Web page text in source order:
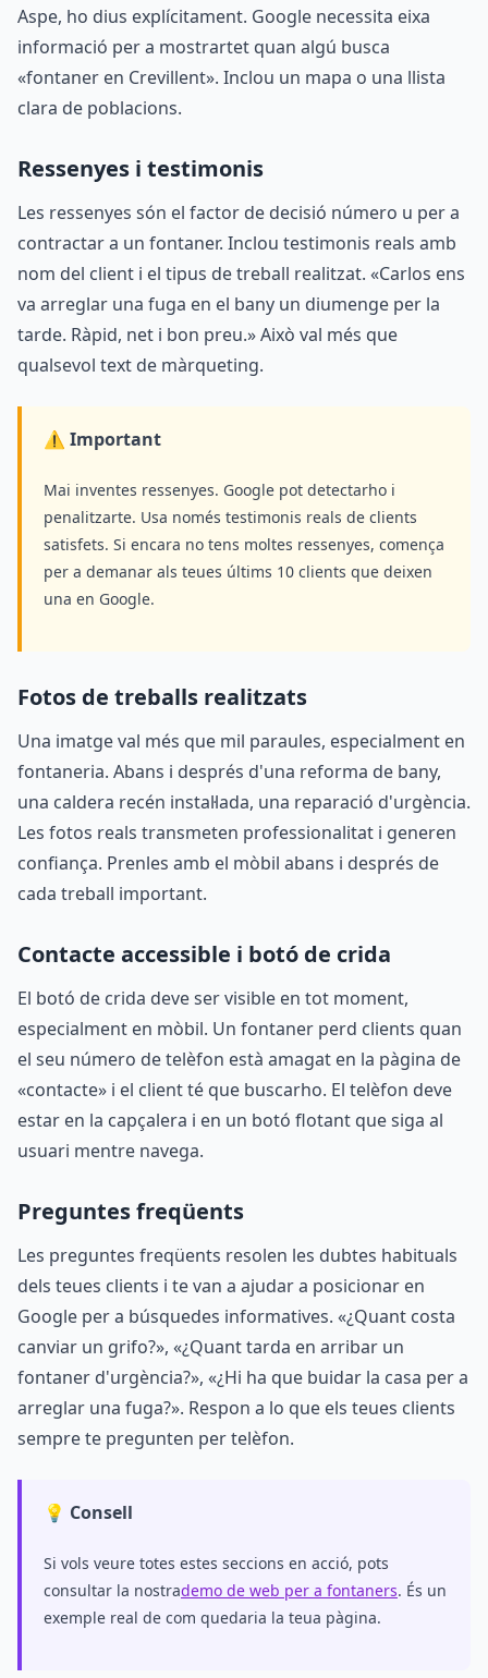
Aspe, ho dius explícitament. Google necessita eixa
informació per a mostrartet quan algú busca
«fontaner en Crevillent». Inclou un mapa o una llista
clara de poblacions.
Ressenyes i testimonis
Les ressenyes són el factor de decisió número u per a
contractar a un fontaner. Inclou testimonis reals amb
nom del client i el tipus de treball realitzat. «Carlos ens
va arreglar una fuga en el bany un diumenge per la
tarde. Ràpid, net i bon preu.» Això val més que
qualsevol text de màrqueting.
⚠️ Important
Mai inventes ressenyes. Google pot detectarho i
penalitzarte. Usa només testimonis reals de clients
satisfets. Si encara no tens moltes ressenyes, comença
per a demanar als teues últims 10 clients que deixen
una en Google.
Fotos de treballs realitzats
Una imatge val més que mil paraules, especialment en
fontaneria. Abans i després d'una reforma de bany,
una caldera recén instal·lada, una reparació d'urgència.
Les fotos reals transmeten professionalitat i generen
confiança. Prenles amb el mòbil abans i després de
cada treball important.
Contacte accessible i botó de crida
El botó de crida deve ser visible en tot moment,
especialment en mòbil. Un fontaner perd clients quan
el seu número de telèfon està amagat en la pàgina de
«contacte» i el client té que buscarho. El telèfon deve
estar en la capçalera i en un botó flotant que siga al
usuari mentre navega.
Preguntes freqüents
Les preguntes freqüents resolen les dubtes habituals
dels teues clients i te van a ajudar a posicionar en
Google per a búsquedes informatives. «¿Quant costa
canviar un grifo?», «¿Quant tarda en arribar un
fontaner d'urgència?», «¿Hi ha que buidar la casa per a
arreglar una fuga?». Respon a lo que els teues clients
sempre te pregunten per telèfon.
💡 Consell
Si vols veure totes estes seccions en acció, pots
consultar la nostrademo de web per a fontaners. És un
exemple real de com quedaria la teua pàgina.